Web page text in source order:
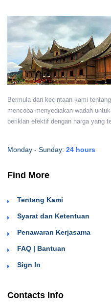
Bermula dari kecintaan kami
mencoba menyediakan wadah
beriklan efektif dengan harga yang
Monday - Sunday: 24 hours
Find More
Tentang Kami
Syarat dan Ketentuan
Penawaran Kerjasama
FAQ | Bantuan
Sign In
Contacts Info